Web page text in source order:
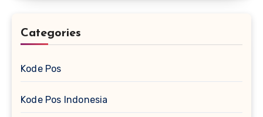
Categories
Kode Pos
Kode Pos Indonesia